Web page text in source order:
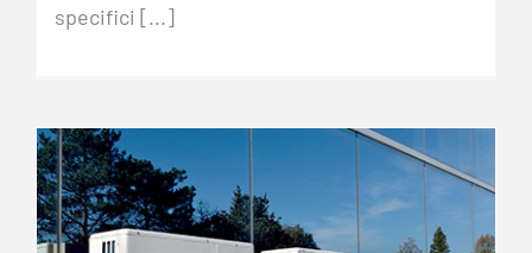
specifici [...]